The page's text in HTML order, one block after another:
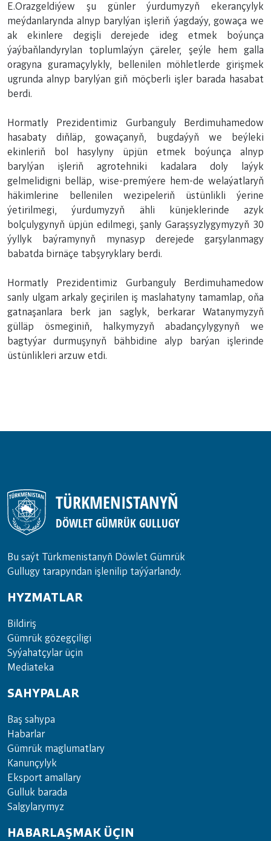
E.Orazgeldiýew şu günler ýurdumyzyň ekerançylyk
meýdanlarynda alnyp barylýan işleriň ýagdaýy, gowaça we
ak ekinlere degişli derejede ideg etmek boýunça
ýaýbaňlandyrylan toplumlaýyn çäreler, şeýle hem galla
oragyna guramaçylykly, bellenilen möhletlerde girişmek
ugrunda alnyp barylýan giň möçberli işler barada hasabat
berdi.
Hormatly Prezidentimiz Gurbanguly Berdimuhamedow
hasabaty diňläp, gowaçanyň, bugdaýyň we beýleki
ekinleriň bol hasylyny üpjün etmek boýunça alnyp
barylýan işleriň agrotehniki kadalara doly laýyk
gelmelidigni belläp, wise-premýere hem-de welaýatlaryň
häkimlerine bellenilen wezipeleriň üstünlikli ýerine
ýetirilmegi, ýurdumyzyň ähli künjeklerinde azyk
bolçulygynyň üpjün edilmegi, şanly Garaşsyzlygymyzyň 30
ýyllyk baýramynyň mynasyp derejede garşylanmagy
babatda birnäçe tabşyryklary berdi.
Hormatly Prezidentimiz Gurbanguly Berdimuhamedow
sanly ulgam arkaly geçirilen iş maslahatyny tamamlap, oňa
gatnaşanlara berk jan saglyk, berkarar Watanymyzyň
gülläp ösmeginiň, halkymyzyň abadançylygynyň we
bagtyýar durmuşynyň bähbidine alyp barýan işlerinde
üstünlikleri arzuw etdi.
TÜRKMENISTANYŇ
DÖWLET GÜMRÜK GULLUGY
Bu saýt Türkmenistanyñ Döwlet Gümrük
Gullugy tarapyndan işlenilip taýýarlandy.
HYZMATLAR
Bil­di­riş
Güm­rük gö­zeg­çi­li­gi
Sy­ýa­hat­çy­lar ü­çin
Media­teka
SAHYPALAR
Baş sahypa
Habarlar
Gümrük maglumatlary
Kanunçylyk
Eksport amallary
Gulluk barada
Salgylarymyz
HABARLAŞMAK ÜÇIN